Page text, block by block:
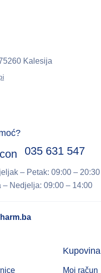
Kalesija
035 631 547
– Petak: 09:00 – 20:30
– Nedjelja: 09:00 – 14:00
Kupovina
Moj račun